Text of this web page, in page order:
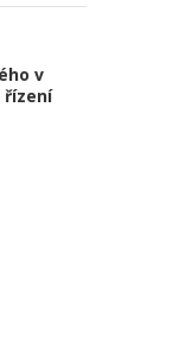
v
řízení